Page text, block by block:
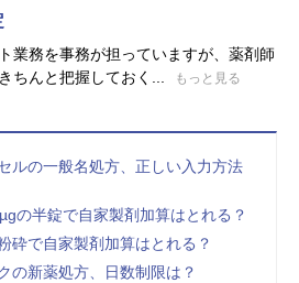
業務を事務が担っていますが、薬剤師
ちんと把握しておく...
もっと見る
ルの一般名処方、正しい入力方法
の半錠で自家製剤加算はとれる？
砕で自家製剤加算はとれる？
の新薬処方、日数制限は？